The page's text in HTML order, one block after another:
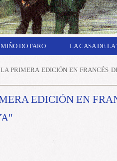
DO FARO LA CASA DE LA
PRIMERA EDICIÓN EN FRANCÉS
EDICIÓN EN